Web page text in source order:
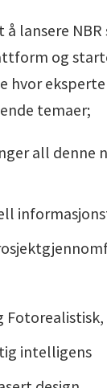
lansere
og
hvor
temaer;
all denne
intelligens